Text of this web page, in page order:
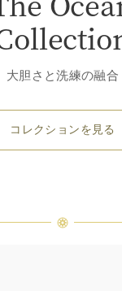
大胆さと洗練の融合
コレクションを見る